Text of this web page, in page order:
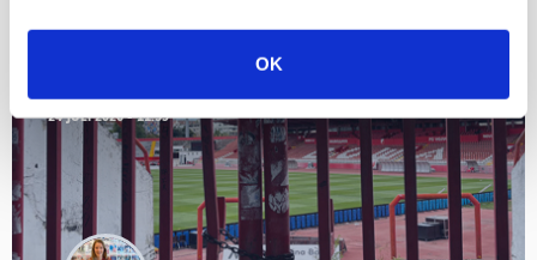
OK
24 JULI 2026 - 11:59